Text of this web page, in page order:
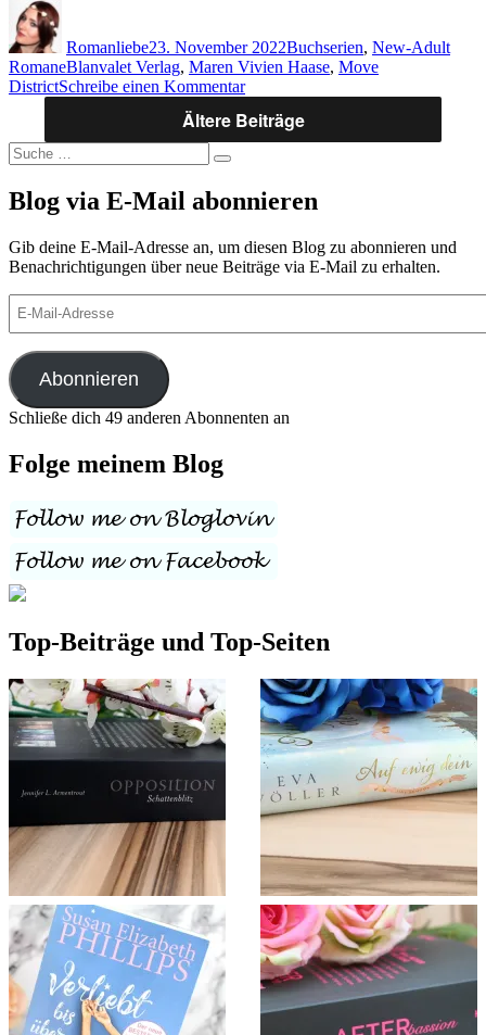
my
heart
von
Maren
Vivien
District
Band
Romanliebe23. November 2022Buchserien, New-Adult
RomaneSchlagwörter
Blanvalet Verlag, Maren Vivien Haase, Move
DistrictSchreibe einen Kommentarzu
into
my
Maren
Haase
[Move
District
Band
Ältere Beiträge
Suche
nach:
Suchen
Blog via E-Mail abonnieren
Gib deine E-Mail-Adresse an, um diesen Blog zu abonnieren und
Benachrichtigungen über neue Beiträge via E-Mail zu erhalten.
Mail-
Abonnieren
Schließe dich 49 anderen Abonnenten an
Folge meinem Blog
Top-Beiträge und Top-Seiten